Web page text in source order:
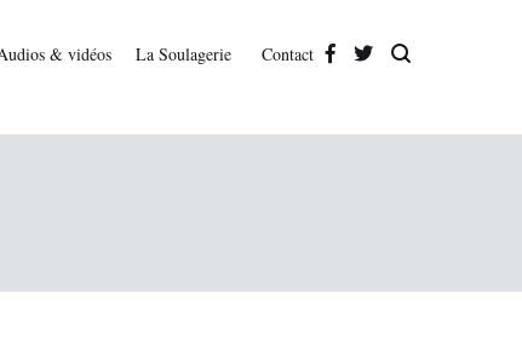
& vidéos La Soulagerie Contact